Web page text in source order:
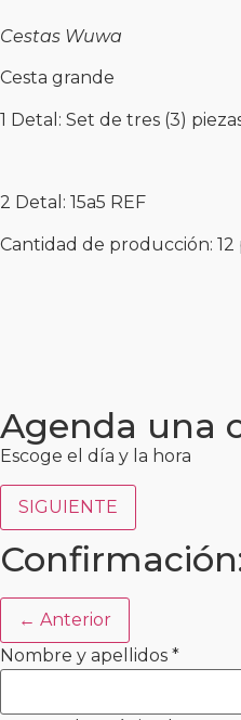
Cestas Wuwa
Cesta grande
1 Detal: Set de tres (3)
2 Detal: 15a5 REF
Cantidad de producción: 12
Agenda una
Escoge el día y la hora
SIGUIENTE
← Anterior
Nombre y apellidos *